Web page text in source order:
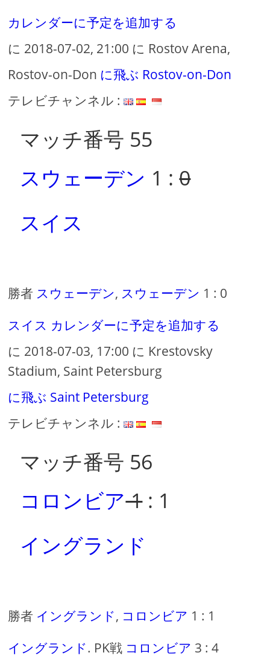
カレンダーに予定を追加する
に 2018-07-02, 21:00 に Rostov Arena,
Rostov-on-Don に飛ぶ Rostov-on-Don
テレビチャンネル :
マッチ番号 55
スウェーデン 1 :0
スイス
勝者 スウェーデン, スウェーデン 1 : 0
スイス カレンダーに予定を追加する
に 2018-07-03, 17:00 に Krestovsky
Stadium, Saint Petersburg
に飛ぶ Saint Petersburg
テレビチャンネル :
マッチ番号 56
コロンビア1: 1
イングランド
勝者 イングランド, コロンビア 1 : 1
イングランド. PK戦 コロンビア 3 : 4